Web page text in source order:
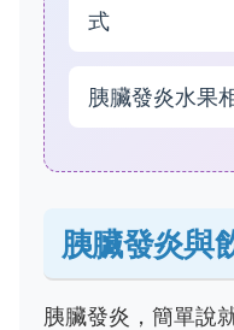
式
胰臟發炎水果
胰臟發炎與
胰臟發炎，簡單說